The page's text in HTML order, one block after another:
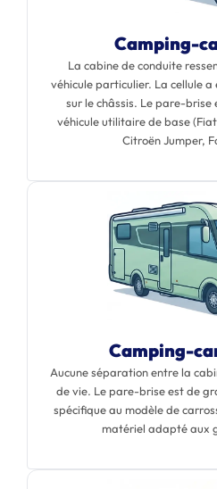
Camping-
La cabine de conduite
véhicule particulier. La cellule
sur le châssis. Le pare-brise
véhicule utilitaire de base
Citroën Jumper,
Camping-
Aucune séparation entre la
de vie. Le pare-brise est de
spécifique au modèle de
matériel adapté aux